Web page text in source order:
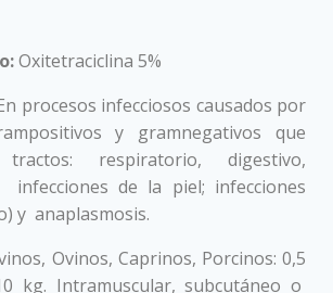
Oxitetraciclina 5%
procesos infecciosos causados por
y gramnegativos que
respiratorio, digestivo,
infecciones de la piel; infecciones
y anaplasmosis.
Ovinos, Caprinos, Porcinos: 0,5
kg. Intramuscular, subcutáneo o